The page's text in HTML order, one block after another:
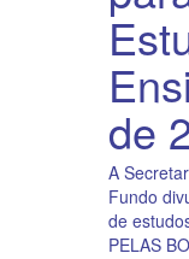
de
A
Fundo
de
PELAS